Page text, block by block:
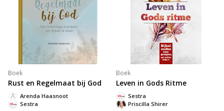
Boek
Rust en Regelmaat bij God
Sestra
Arenda Haasnoot
Boek
Leven in Gods Ritme
Priscilla Shirer
Sestra